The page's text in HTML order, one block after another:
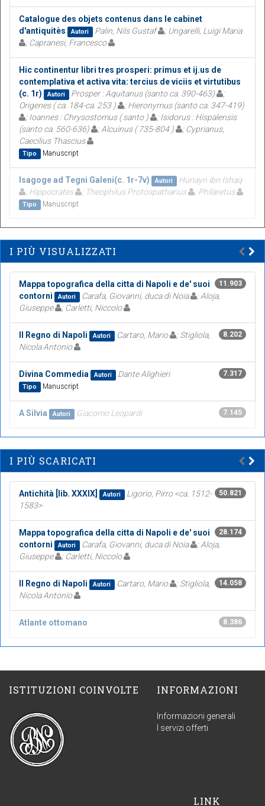
Catalogue des objets contenus dans le cabinet
d'antiquitès
Autori Palin, Nils Gustaf
; Ungarelli, Luigi Maria
; Capranesi, Francesco
Hic continentur libri tres prosperi: primus et ij.us de
contemplativa et activa vita: tercius de viciis et virtutibus
(c. 1r)
Autori Prosper : Aquitanus (santo ca. 390-463)
;
Origenes ( ca. 184-ca. 253 )
; Hieronymus (santo ca. 347-419)
; Ioannes : Chrysostomus ( santo )
; Isidorus : Hispalensis
(santo ca. 560-636)
; Alcuinus ( 735-804 )
; Cyprianus,
Caecilius Thascius
Tipo Manuscript
Isagoge ad Tegni Galeni(c. 1r-7v) Autori
Hunayn ibn Ishaq
; Hippocrates
; Theophilus Protospatharius ; Philaretus
Tipo Manuscript
I PIÙ VISUALIZZATI
11.903
Mappa topografica della citta di Napoli e de' suoi
contorni
Autori Carafa, Giovanni, duca di Noia
; Aloja,
Giuseppe
; Carletti, Niccolo
8.202
Il Regno di Napoli Autori Cartaro, Mario
; Stigliola,
Nicola Antonio
7.317
Divina Commedia Autori Dante Alighieri
Tipo Manuscript
7.145
A Silvia Autori Giacomo Leopardi
I PIÙ SCARICATI
50.821
Antichità [lib. XXXIX] Autori
Ligorio, Pirro <ca. 1512-
1583>
28.174
Mappa topografica della citta di Napoli e de' suoi
contorni
Autori Carafa, Giovanni, duca di Noia
; Aloja,
Giuseppe
; Carletti, Niccolo
14.058
Il Regno di Napoli Autori Cartaro, Mario
; Stigliola,
Nicola Antonio
8.386
Atlante ottomano
ISTITUZIONI COINVOLTE INFORMAZIONI
Informazioni generali
I servizi offerti
LINK